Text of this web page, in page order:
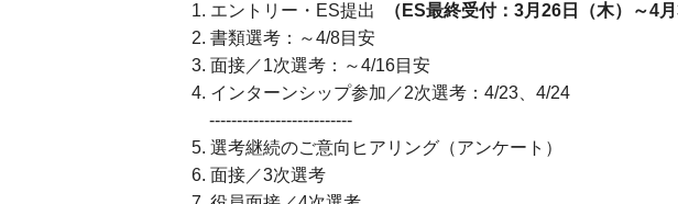
エントリー・ES提出
（ES最終受付：3月26日（木）～4
書類選考：～4/8目安
面接／1次選考：～4/16目安
インターンシップ参加／2次選考：4/23、4/24
--------------------------
選考継続のご意向ヒアリング（アンケート）
面接／3次選考